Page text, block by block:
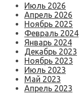
Июль 2026
Апрель 2026
Ноябрь 2025
Февраль 2024
Январь 2024
Декабрь 2023
Ноябрь 2023
Июль 2023
Май 2023
Апрель 2023